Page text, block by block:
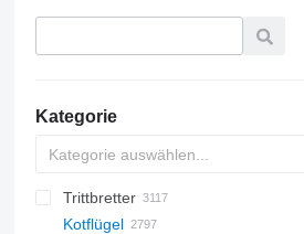
Kategorie
Trittbretter
Kotflügel